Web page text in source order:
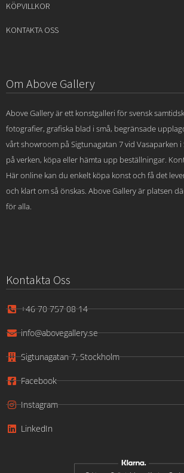
KÖPVILLKOR
KONTAKTA OSS
Om Above Gallery
Above Gallery är ett konstgalleri för svensk
fotografier, grafiska blad i små, begränsade
vårt showroom på Sigtunagatan 7 vid Vasaparken
på verken, köpa eller hämta upp beställningar.
Här online kan du enkelt köpa konst och få det
och klart om så önskas. Above Gallery är platsen
för alla.
Kontakta Oss
+46 70 757 08 14
info@abovegallery.se
Sigtunagatan 7, Stockholm
Facebook
Instagram
LinkedIn